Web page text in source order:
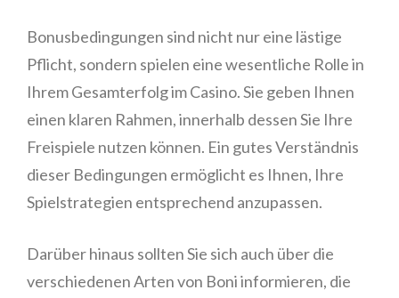
Bonusbedingungen sind nicht nur eine lästige
Pflicht, sondern spielen eine wesentliche Rolle in
Ihrem Gesamterfolg im Casino. Sie geben Ihnen
einen klaren Rahmen, innerhalb dessen Sie Ihre
Freispiele nutzen können. Ein gutes Verständnis
dieser Bedingungen ermöglicht es Ihnen, Ihre
Spielstrategien entsprechend anzupassen.
Darüber hinaus sollten Sie sich auch über die
verschiedenen Arten von Boni informieren, die